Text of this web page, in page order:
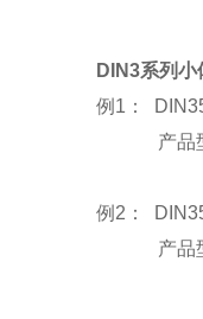
DIN3系列
例1：
产品型
例2：
产品型